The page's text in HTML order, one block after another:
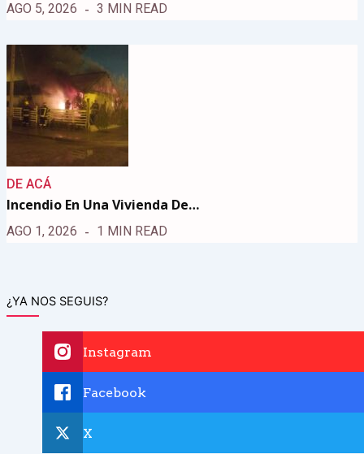
AGO 5, 2026 3 MIN READ
DE ACÁ
Incendio En Una Vivienda De…
AGO 1, 2026 1 MIN READ
¿YA NOS SEGUIS?
Instagram
Facebook
X